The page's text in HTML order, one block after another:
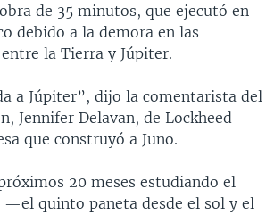
de 35 minutos, que ejecutó en
debido a la demora en las
la Tierra y Júpiter.
a Júpiter”, dijo la comentarista del
Jennifer Delavan, de Lockheed
que construyó a Juno.
20 meses estudiando el
—el quinto paneta desde el sol y el